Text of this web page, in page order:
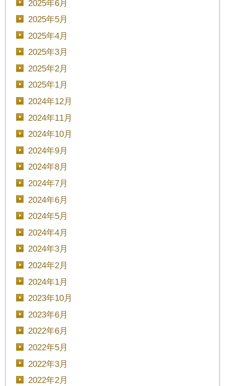
2025年6月
2025年5月
2025年4月
2025年3月
2025年2月
2025年1月
2024年12月
2024年11月
2024年10月
2024年9月
2024年8月
2024年7月
2024年6月
2024年5月
2024年4月
2024年3月
2024年2月
2024年1月
2023年10月
2023年6月
2022年6月
2022年5月
2022年3月
2022年2月